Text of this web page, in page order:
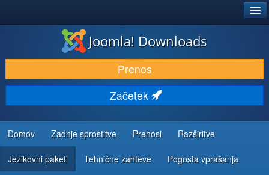
PRENESI IN RAZŠIRI
ODKRIJTE & IZVEJTE
SKUPNOST IN PODPORA
VIRI ZA RAZVIJALCE
Joomla! Downloads
Prenos
Začetek
Domov Zadnje sprostitve Prenosi Razširitve
Jezikovni paketi Tehnične zahteve Pogosta vprašanja